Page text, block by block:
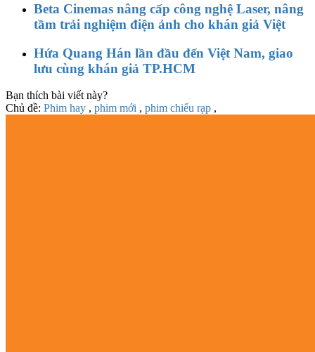
Beta Cinemas nâng cấp công nghệ Laser, nâng
tầm trải nghiệm điện ảnh cho khán giả Việt
Hứa Quang Hán lần đầu đến Việt Nam, giao
lưu cùng khán giả TP.HCM
Bạn thích bài viết này?
Chủ đề: Phim hay , phim mới , phim chiếu rạp ,